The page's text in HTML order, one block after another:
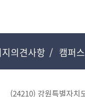
의견사항 캠퍼
(24210) 강원특별자치